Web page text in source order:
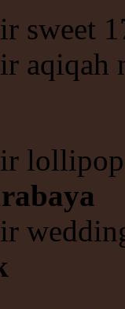
sweet
aqiqah